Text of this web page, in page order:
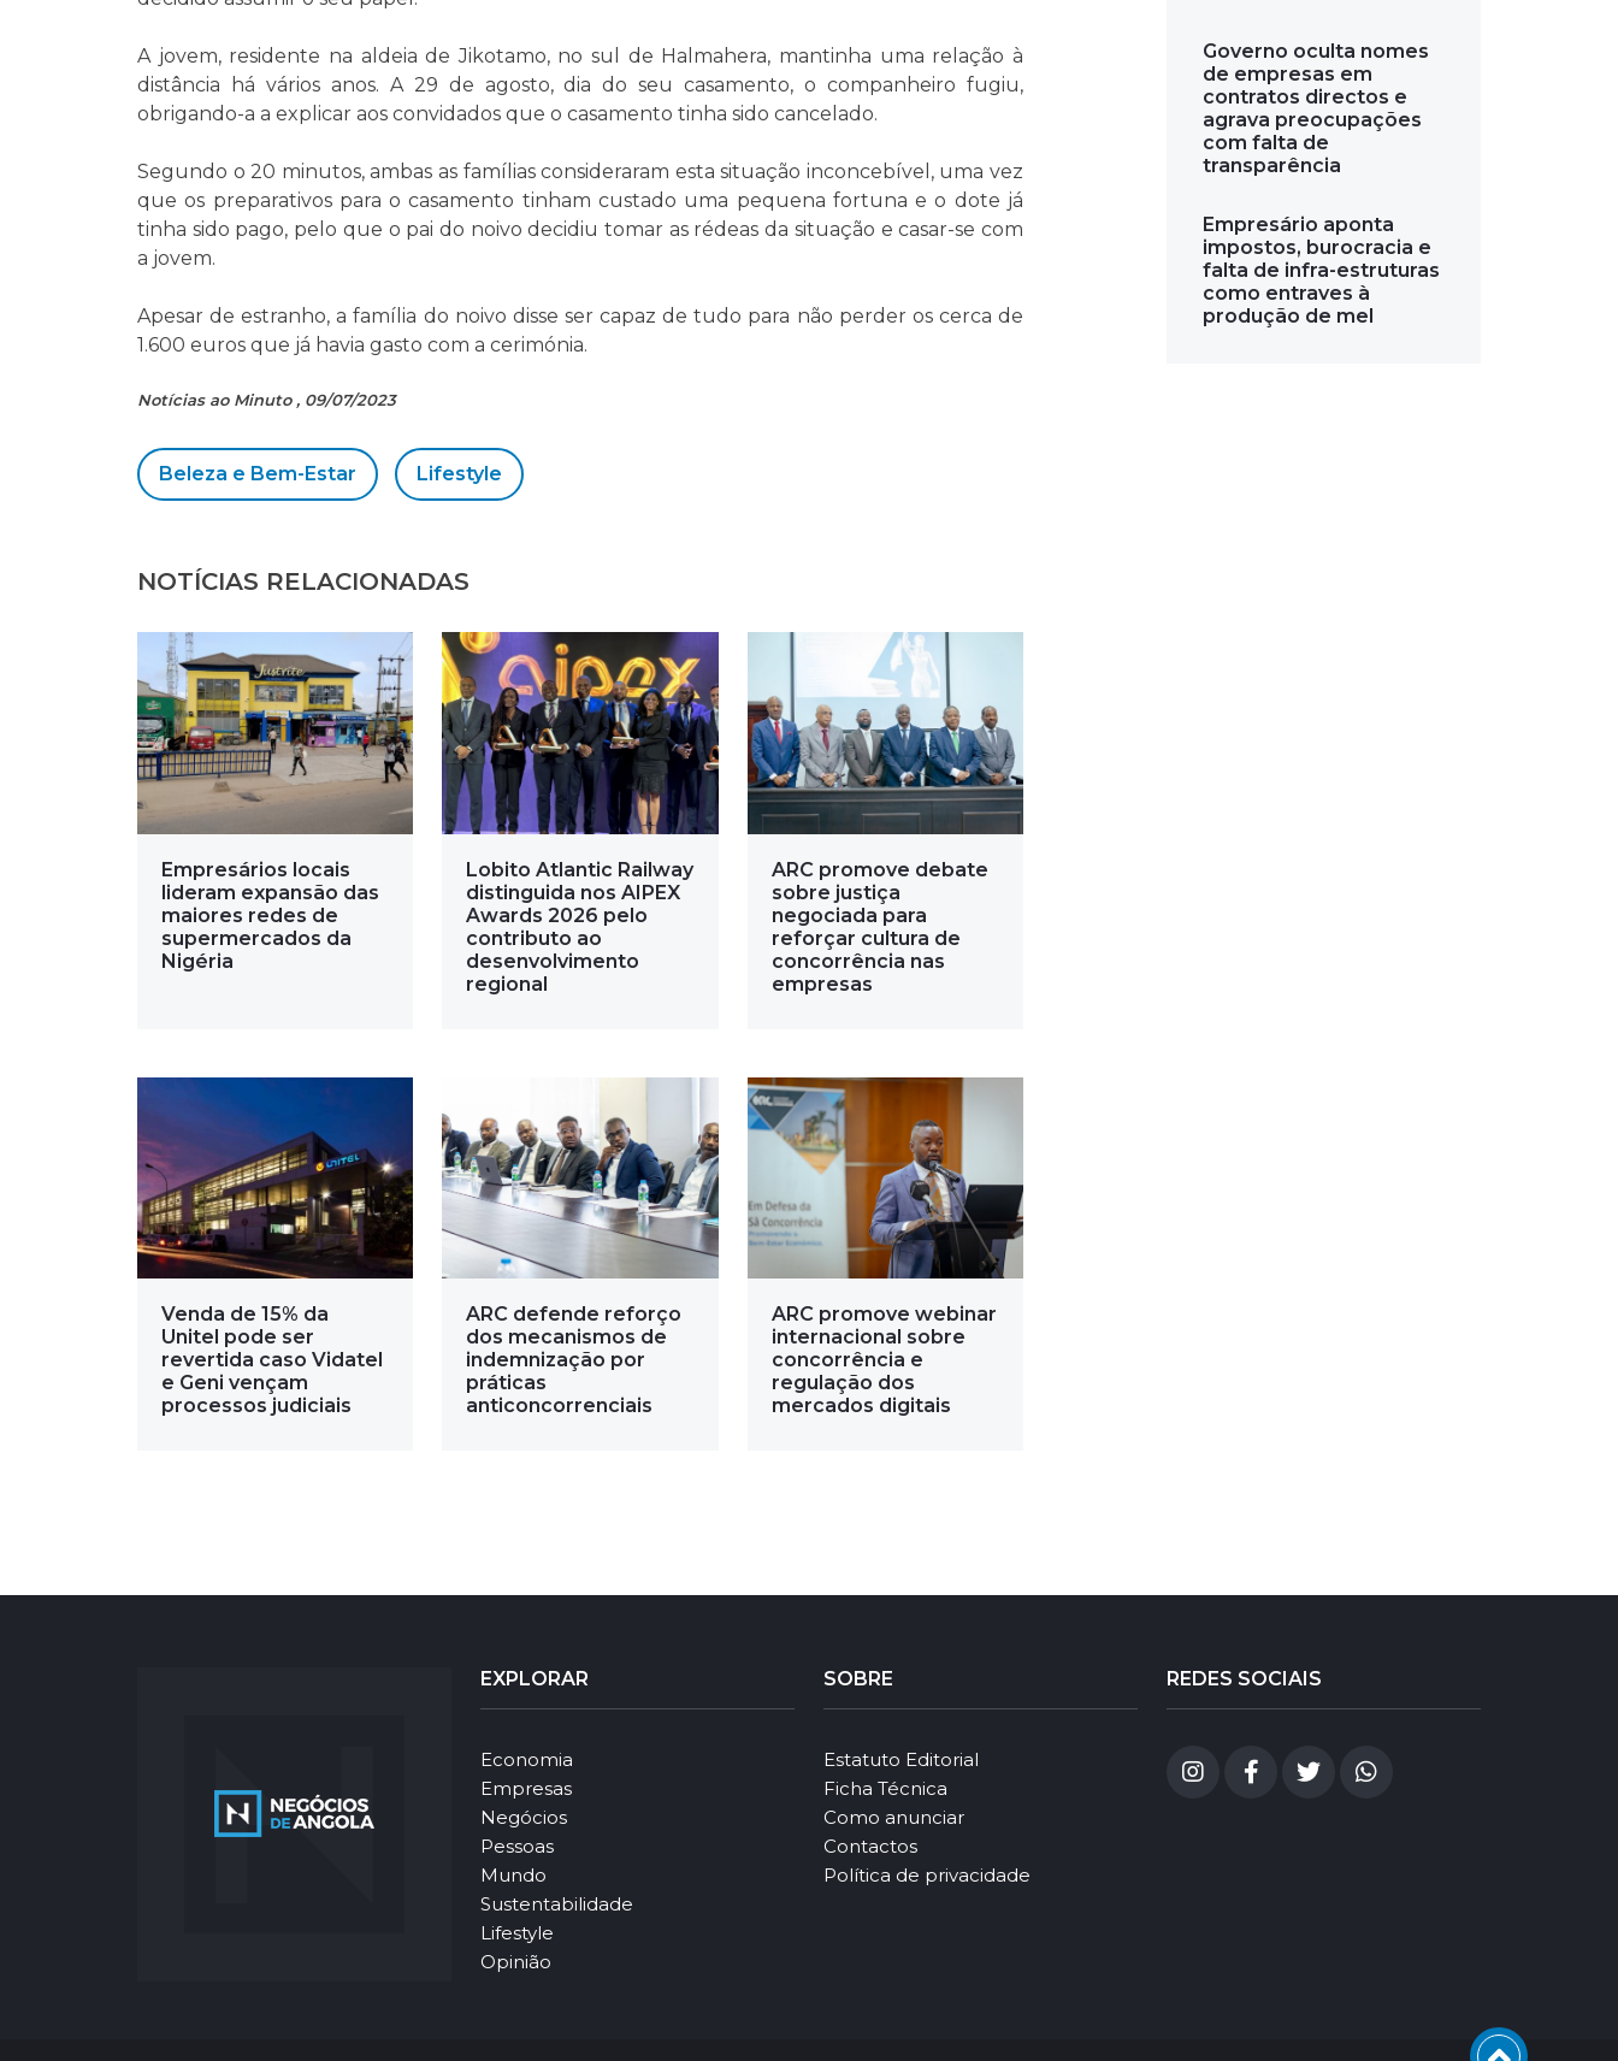
A jovem, residente na aldeia de Jikotamo, no sul de Halmahera, mantinha uma relação à
distância há vários anos. A 29 de agosto, dia do seu casamento, o companheiro fugiu,
obrigando-a a explicar aos convidados que o casamento tinha sido cancelado.
Segundo o 20 minutos, ambas as famílias consideraram esta situação inconcebível, uma vez
que os preparativos para o casamento tinham custado uma pequena fortuna e o dote já
tinha sido pago, pelo que o pai do noivo decidiu tomar as rédeas da situação e casar-se com
a jovem.
Apesar de estranho, a família do noivo disse ser capaz de tudo para não perder os cerca de
1.600 euros que já havia gasto com a cerimónia.
Notícias ao Minuto , 09/07/2023
Beleza e Bem-Estar Lifestyle
NOTÍCIAS RELACIONADAS
Empresários locais
lideram expansão das
maiores redes de
supermercados da
Nigéria
Lobito Atlantic Railway
distinguida nos AIPEX
Awards 2026 pelo
contributo ao
desenvolvimento
regional
ARC promove debate
sobre justiça
negociada para
reforçar cultura de
concorrência nas
empresas
Venda de 15% da
Unitel pode ser
revertida caso Vidatel
e Geni vençam
processos judiciais
ARC defende reforço
dos mecanismos de
indemnização por
práticas
anticoncorrenciais
ARC promove webinar
internacional sobre
concorrência e
regulação dos
mercados digitais
Governo oculta nomes
de empresas em
contratos directos e
agrava preocupações
com falta de
transparência
Empresário aponta
impostos, burocracia e
falta de infra-estruturas
como entraves à
produção de mel
EXPLORAR
Economia
Empresas
Negócios
Pessoas
Mundo
Sustentabilidade
Lifestyle
Opinião
SOBRE
Estatuto Editorial
Ficha Técnica
Como anunciar
Contactos
Política de privacidade
REDES SOCIAIS